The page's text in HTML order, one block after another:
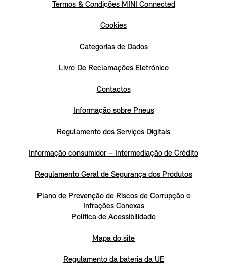
Termos & Condições MINI Connected
Cookies
Categorias de Dados
Livro De Reclamações Eletrónico
Contactos
Informação sobre Pneus
Regulamento dos Serviços Digitais
Informação consumidor – Intermediação de Crédito
Regulamento Geral de Segurança dos Produtos
Plano de Prevenção de Riscos de Corrupção e
Infrações Conexas
Política de Acessibilidade
Mapa do site
Regulamento da bateria da UE